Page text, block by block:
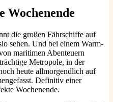
Wochenende
die großen Fährschiffe auf
sehen. Und bei einem Warm-
maritimen Abenteuern
Metropole, in der
heute allmorgendlich auf
Definitiv einer
Wochenende.